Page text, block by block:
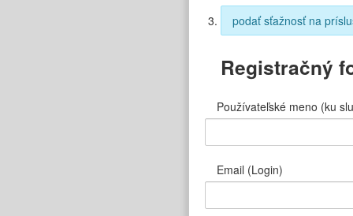
podať sťažnosť na
Registračný
Používateľské meno (ku
Email (Login)